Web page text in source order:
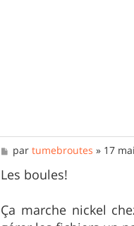
M
e
s
s
g
e
partumebroutes » 17
Les boules!
Ça marche nickel